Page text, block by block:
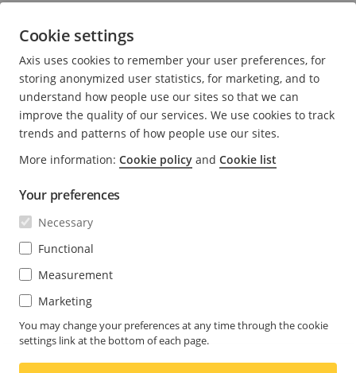
充足的储存空间设计，更好满足未来的需求
经过过去十年的发展，摄像机更加先进，分辨率更高，对
存储和带宽也提出了更高的要求。如果存储空间过度受
限，就不可能达到所需的保留时间。这就意味着，当较早
的内容被覆盖后，片段会丢失。
在设计系统时，存储空间可能足以满足当时的使用需求，
但您需要考虑兼顾系统的整个使用寿命范围。计划增加摄
像机数量？计划将摄像机升级至更高的分辨率？计划在系
统中添加分析工具？在设计之初应该考虑这些问题，以便
于将来进行升级和扩展。
许多摄像机都采用了压缩技术。进行智能压缩，而不是仅
仅无视视频内容限制传输速率，这对图像可用性而言至关
重要。Axis Zipstream技术能够显著降低对带宽和存储空
间的需求，同时保证对相关司法取证信息的识别、录制以
及全分辨率全帧速发送。
Cookie settings
Axis uses cookies to remember your user preferences, for
storing anonymized user statistics, for marketing, and to
understand how people use our sites so that we can
improve the quality of our services. We use cookies to track
trends and patterns of how people use our sites.
More information: Cookie policy and Cookie list
Your preferences
Necessary
Functional
Measurement
Marketing
You may change your preferences at any time through the cookie
settings link at the bottom of each page.